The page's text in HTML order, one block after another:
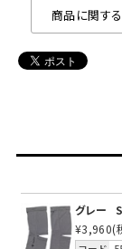
商品に関す
グレー
S
¥3,960(